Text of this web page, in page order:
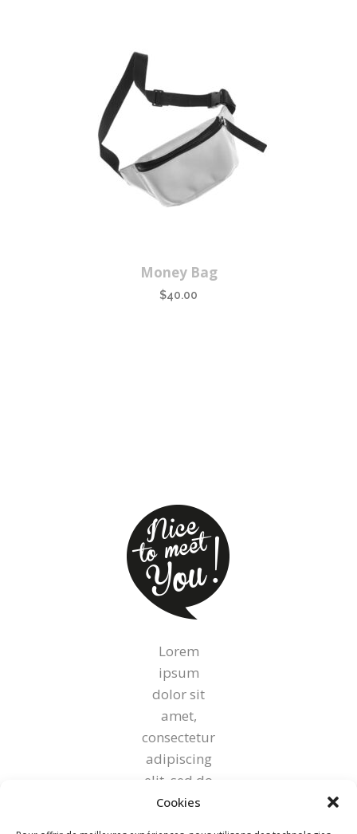
Cookies
Money Bag
$40.00
Lorem
ipsum
dolor sit
amet,
consectetur
adipiscing
elit, sed do
eiusmod